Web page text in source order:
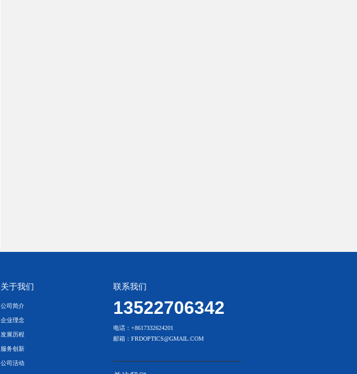
关于我们
公司简介
企业理念
发展历程
服务创新
公司活动
联系我们
13522706342
电话：+8617332624201
邮箱：FRDOPTICS@GMAIL.COM